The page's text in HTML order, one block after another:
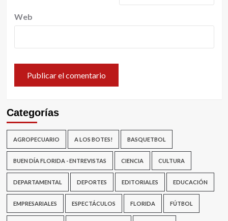
Web
Categorías
AGROPECUARIO A LOS BOTES! BASQUETBOL
BUEN DÍA FLORIDA - ENTREVISTAS CIENCIA CULTURA
DEPARTAMENTAL DEPORTES EDITORIALES EDUCACIÓN
EMPRESARIALES ESPECTÁCULOS FLORIDA FÚTBOL